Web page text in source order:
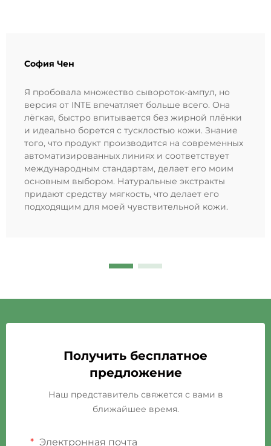
София Чен
Я пробовала множество сывороток-ампул, но
версия от INTE впечатляет больше всего. Она
лёгкая, быстро впитывается без жирной плёнки
и идеально борется с тусклостью кожи. Знание
того, что продукт производится на современных
автоматизированных линиях и соответствует
международным стандартам, делает его моим
основным выбором. Натуральные экстракты
придают средству мягкость, что делает его
подходящим для моей чувствительной кожи.
Получить бесплатное
предложение
Наш представитель свяжется с вами в
ближайшее время.
Электронная почта